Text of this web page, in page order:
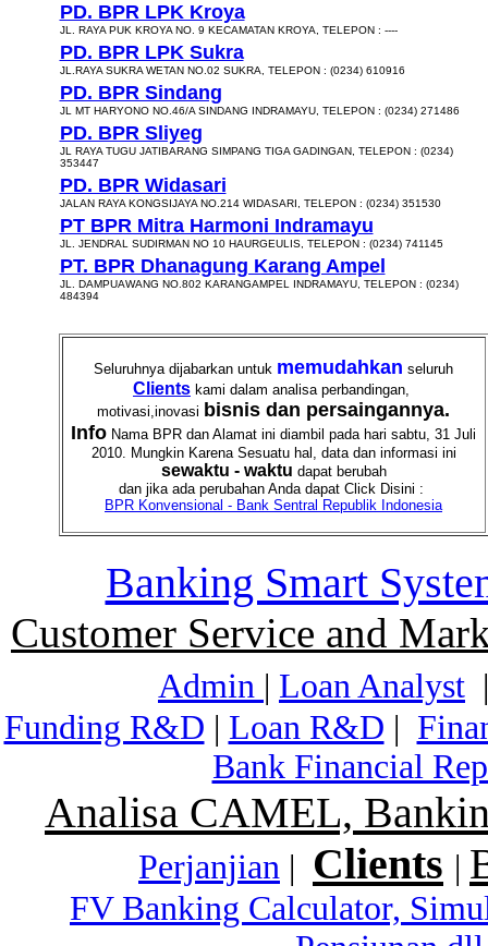
PD. BPR LPK Kroya
JL. RAYA PUK KROYA NO. 9 KECAMATAN KROYA, TELEPON : ----
PD. BPR LPK Sukra
JL.RAYA SUKRA WETAN NO.02 SUKRA, TELEPON : (0234) 610916
PD. BPR Sindang
JL MT HARYONO NO.46/A SINDANG INDRAMAYU, TELEPON : (0234) 271486
PD. BPR Sliyeg
JL RAYA TUGU JATIBARANG SIMPANG TIGA GADINGAN, TELEPON : (0234)
353447
PD. BPR Widasari
JALAN RAYA KONGSIJAYA NO.214 WIDASARI, TELEPON : (0234) 351530
PT BPR Mitra Harmoni Indramayu
JL. JENDRAL SUDIRMAN NO 10 HAURGEULIS, TELEPON : (0234) 741145
PT. BPR Dhanagung Karang Ampel
JL. DAMPUAWANG NO.802 KARANGAMPEL INDRAMAYU, TELEPON : (0234)
484394
Seluruhnya dijabarkan untuk memudahkan seluruh
Clients kami dalam analisa perbandingan,
motivasi,inovasi bisnis dan persaingannya.
Info Nama BPR dan Alamat ini diambil pada hari sabtu, 31 Juli
2010. Mungkin Karena Sesuatu hal, data dan informasi ini
sewaktu - waktu dapat berubah
dan jika ada perubahan Anda dapat Click Disini :
BPR Konvensional - Bank Sentral Republik Indonesia
Banking Smart
Customer Service and
Admin | Loan Analyst
Funding R&D | Loan R&D |
Bank Financial
Analisa CAMEL,
Perjanjian | Clients |
FV Banking Calculator,